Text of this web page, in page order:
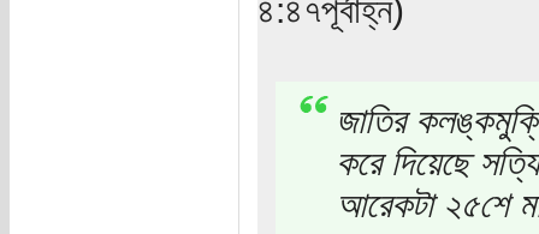
৪:৪৭পূর্বাহ্ন)
জাতির
করে দিয়েছে
আরেকটা ২৫শে